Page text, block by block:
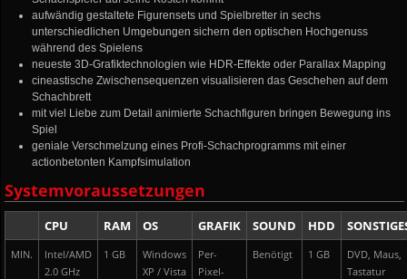
aufwändig gestaltete Figurensets und Spielbretter in sechs
unterschiedlichen Umgebungen sichern den optischen Hochgenuss
während des Spielens
neueste 3D-Grafiktechnologien wie HDR-Effekte oder Parallax Mapping
cineastische Zwischensequenzen visualisieren das Geschehen auf dem
Schachbrett
mit viel Liebe zum Detail animierte Schachfiguren bringen Bewegung ins
Spiel
geniale Verschmelzung eines Profi-Schachprogramms mit einer
actionbetonten Kampfsimulation
Systemvoraussetzungen
CPU RAM OS GRAFIK SOUND HDD
MIN.
Intel/AMD
2.0 GHz
1 GB
Windows
XP / Vista
Per-
Pixel-
Benötigt 1 GB
DVD, Maus,
Tastatur